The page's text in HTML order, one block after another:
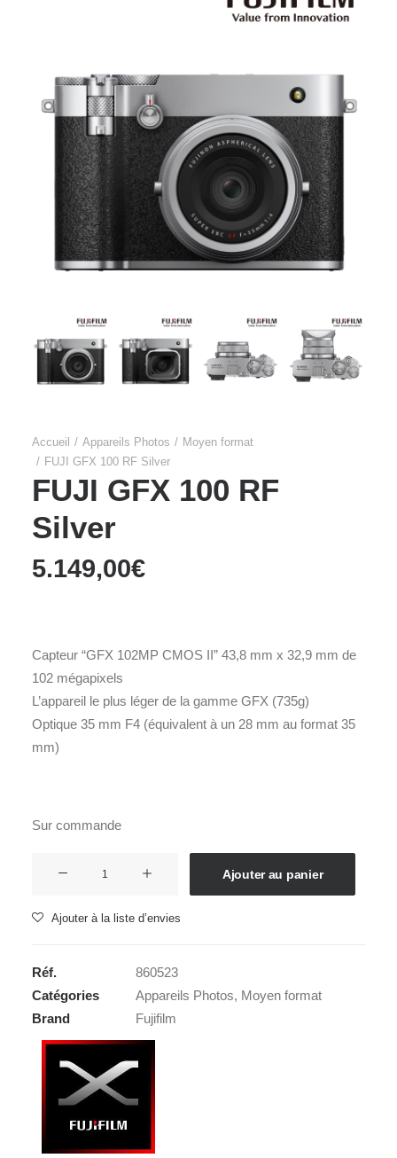
Accueil Appareils Photos
Moyen format
FUJI GFX 100 RF Silver
FUJI GFX 100 RF
Silver
5.149,00€
Capteur “GFX 102MP CMOS II” 43,8 mm x 32,9 mm de
102 mégapixels
L’appareil le plus léger de la gamme GFX (735g)
Optique 35 mm F4 (équivalent à un 28 mm au format 35
mm)
Sur commande
FUJI
RF
Silver
Ajouter au panier
Ajouter à la liste d’envies
Réf.
860523
Catégories
Appareils Photos, Moyen format
Brand
Fujifilm